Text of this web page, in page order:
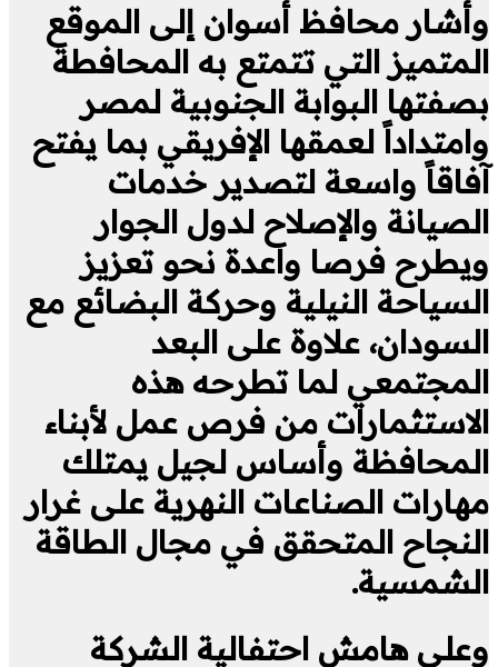
وأشار محافظ أسوان إلى الموقع
المتميز التي تتمتع به المحافطة
بصفتها البوابة الجنوبية لمصر
وامتداداً لعمقها الإفريقي بما يفتح
آفاقاً واسعة لتصدير خدمات
الصيانة والإصلاح لدول الجوار
ويطرح فرصا واعدة نحو تعزيز
السياحة النيلية وحركة البضائع مع
السودان، علاوة على البعد
المجتمعي لما تطرحه هذه
الاستثمارات من فرص عمل لأبناء
المحافظة وأساس لجيل يمتلك
مهارات الصناعات النهرية على غرار
النجاح المتحقق في مجال الطاقة
الشمسية.
وعلى هامش احتفالية الشركة